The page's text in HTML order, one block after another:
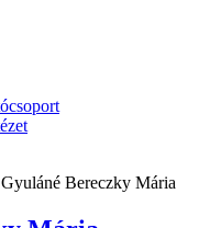
Bereczky Mária